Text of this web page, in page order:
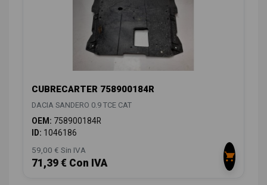
CUBRECARTER 758900184R
DACIA SANDERO 0.9 TCE CAT
OEM: 758900184R
ID: 1046186
59,00 € Sin IVA
71,39 € Con IVA